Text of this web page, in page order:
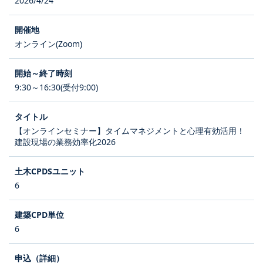
オンライン(Zoom)
9:30～16:30(受付9:00)
【オンラインセミナー】タイムマネジメントと心理有効活用！
建設現場の業務効率化2026
6
6